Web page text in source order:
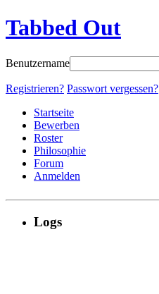
Tabbed Out
Benutzername
Registrieren? Passwort vergessen?
Startseite
Bewerben
Roster
Philosophie
Forum
Anmelden
Logs